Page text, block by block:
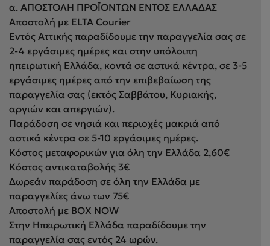
α. ΑΠΟΣΤΟΛΗ ΠΡΟΪΟΝΤΩΝ ΕΝΤΟΣ ΕΛΛΑΔΑΣ
Αποστολή με ELTA Courier
Εντός Αττικής παραδίδουμε την παραγγελία σας σε
2-4 εργάσιμες ημέρες και στην υπόλοιπη
ηπειρωτική Ελλάδα, κοντά σε αστικά κέντρα, σε 3-5
εργάσιμες ημέρες από την επιβεβαίωση της
παραγγελία σας (εκτός Σαββάτου, Κυριακής,
αργιών και απεργιών).
Παράδοση σε νησιά και περιοχές μακριά από
αστικά κέντρα σε 5-10 εργάσιμες ημέρες.
Κόστος μεταφορικών για όλη την Ελλάδα 2,60€
Κόστος αντικαταβολής 3€
Δωρεάν παράδοση σε όλη την Ελλάδα με
παραγγελίες άνω των 75€
Αποστολή με BOX NOW
Στην Ηπειρωτική Ελλάδα παραδίδουμε την
παραγγελία σας εντός 24 ωρών.